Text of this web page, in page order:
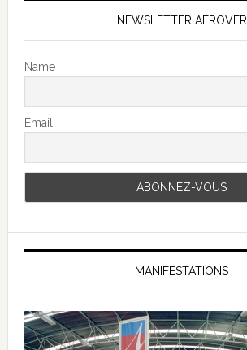
NEWSLETTER AEROVFR
Name
Email
MANIFESTATIONS